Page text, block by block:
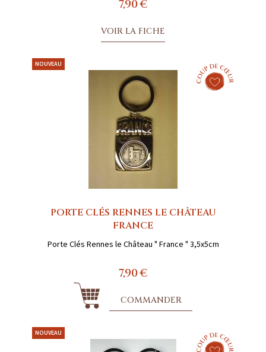
7,90 €
VOIR LA FICHE
NOUVEAU
PORTE CLÉS RENNES LE CHÂTEAU
FRANCE
Porte Clés Rennes le Château " France " 3,5x5cm
7,90 €
COMMANDER
NOUVEAU